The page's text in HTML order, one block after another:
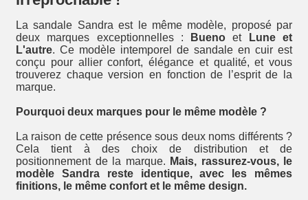
La sandale Sandra est le même modèle, proposé par
deux marques exceptionnelles :
Buenoet
Lune et
L'autre. Ce modèle intemporel de sandale en cuir est
conçu pour allier confort, élégance et qualité, et vous
trouverez chaque version en fonction de l’esprit de la
marque.
Pourquoi deux marques pour le même modèle ?
La raison de cette présence sous deux noms différents ?
Cela tient à des choix de distribution et de
positionnement de la marque. Mais, rassurez-vous, le
modèle Sandra reste identique, avec les mêmes
finitions, le même confort et le même design.